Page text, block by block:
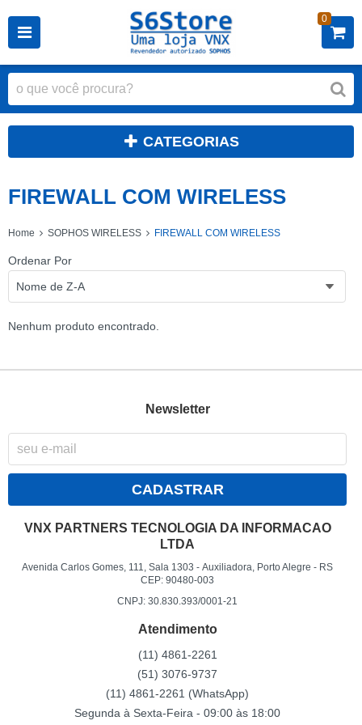
0
CATEGORIAS
FIREWALL COM WIRELESS
Home SOPHOS WIRELESS FIREWALL COM WIRELESS
Ordenar Por
Nome de Z-A
Nenhum produto encontrado.
Newsletter
CADASTRAR
VNX PARTNERS TECNOLOGIA DA INFORMACAO
LTDA
Avenida Carlos Gomes, 111, Sala 1303 -Auxiliadora, Porto Alegre - RS
CEP: 90480-003
CNPJ: 30.830.393/0001-21
Atendimento
(11) 4861-2261
(51) 3076-9737
(11) 4861-2261 (WhatsApp)
Segunda à Sexta-Feira - 09:00 às 18:00